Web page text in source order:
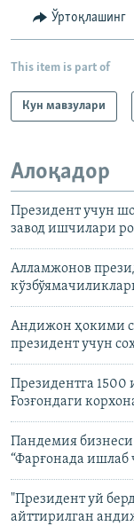
Ўртоқлашинг
This item is part of
Кун мавзулари
Алоқадор
Президент учун
завод ишчилари
Алламжонов
Андижон ҳокими
президент учун
Президентга
Ғозғондаги
Пандемия бизнеси
“Фарғонада ишлаб
"Президент уй
айттирилган